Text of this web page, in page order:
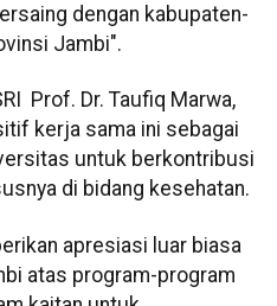
dengan kabupaten-
Jambi".
Prof. Dr. Taufiq Marwa,
kerja sama ini sebagai
untuk berkontribusi
di bidang kesehatan.
apresiasi luar biasa
atas program-program